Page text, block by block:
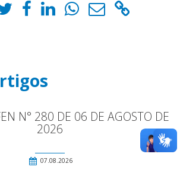
N° 280 DE 06 DE AGOSTO DE
2026
07.08.2026